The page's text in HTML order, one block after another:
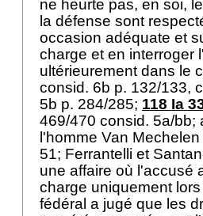
ne heurte pas, en soi,
la défense sont
occasion adéquate et
charge et en interroger
ultérieurement dans le
consid. 6b p. 132/133,
5b p. 284/285; 118 Ia
469/470 consid. 5a/bb;
l'homme Van
51; Ferrantelli et
une affaire où l'accusé
charge uniquement
fédéral a jugé que les